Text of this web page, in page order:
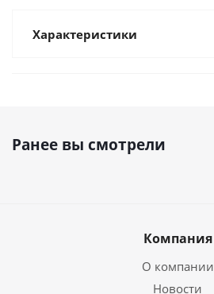
Характеристики
Ранее вы смотрели
Компания
О компании
Новости